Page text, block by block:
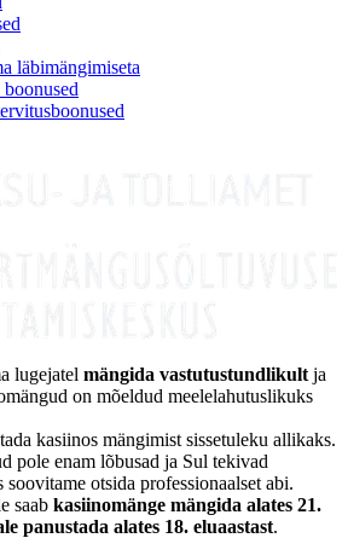
läbimängimiseta
boonused
lugejatel mängida vastutustundlikult ja
on mõeldud meelelahutuslikuks
kasiinos mängimist sissetuleku allikaks.
pole enam lõbusad ja Sul tekivad
otsida professionaalset abi.
saab kasiinomänge mängida alates 21.
panustada alates 18. eluaastast.